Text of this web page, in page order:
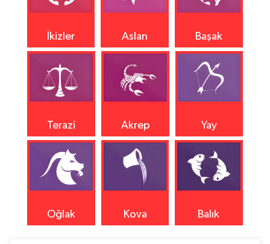
İkizler Aslan Başak
Terazi Akrep Yay
Oğlak Kova Balık